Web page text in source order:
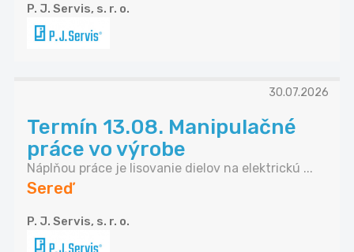
P. J. Servis, s. r. o.
30.07.2026
Termín 13.08. Manipulačné
práce vo výrobe
Náplňou práce je lisovanie dielov na elektrickú ...
Sereď
P. J. Servis, s. r. o.